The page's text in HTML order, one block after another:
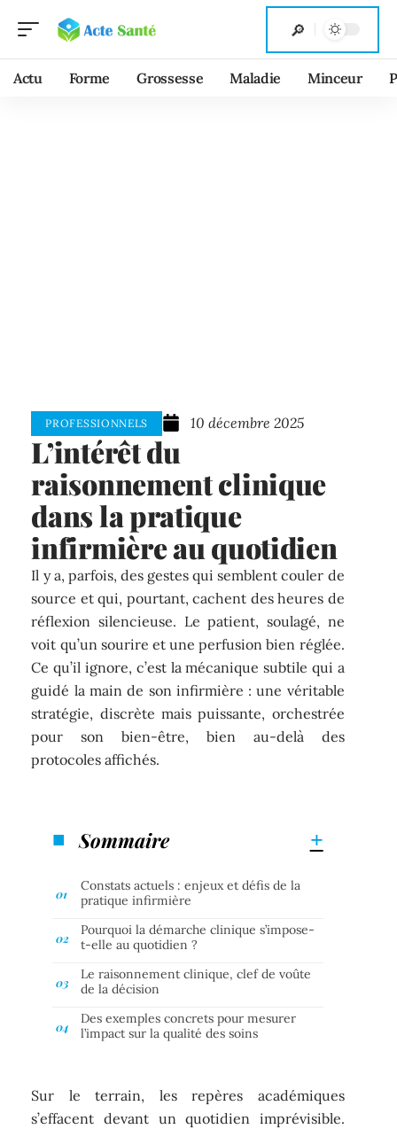
Actu Forme Grossesse Maladie Minceur
PROFESSIONNELS 10 décembre 2025
L’intérêt du
raisonnement clinique
dans la pratique
infirmière au quotidien
Il y a, parfois, des gestes qui semblent couler de
source et qui, pourtant, cachent des heures de
réflexion silencieuse. Le patient, soulagé, ne
voit qu’un sourire et une perfusion bien réglée.
Ce qu’il ignore, c’est la mécanique subtile qui a
guidé la main de son infirmière : une véritable
stratégie, discrète mais puissante, orchestrée
pour son bien-être, bien au-delà des
protocoles affichés.
Sommaire
Constats actuels : enjeux et défis de la
pratique infirmière
Pourquoi la démarche clinique s’impose-
t-elle au quotidien ?
Le raisonnement clinique, clef de voûte
de la décision
Des exemples concrets pour mesurer
l’impact sur la qualité des soins
Sur le terrain, les repères académiques
s’effacent devant un quotidien imprévisible.